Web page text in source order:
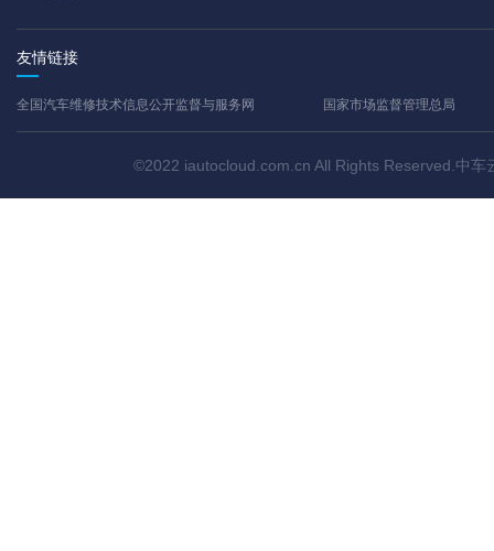
友情链接
全国汽车维修技术信息公开监督与服务网 国家市场监督管理总局
©2022 iautocloud.com.cn All Rights Reserved.中